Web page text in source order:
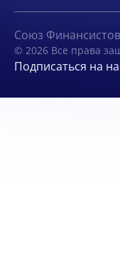
Союз
© 2026 Все права
Подписаться на